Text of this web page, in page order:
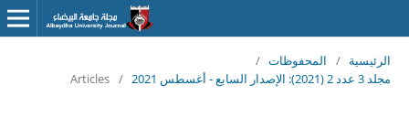
الرئيسية / المحفوظات /
مجلد 3 عدد 2 (2021): الإصدار السابع - أغسطس 2021
/
Articles